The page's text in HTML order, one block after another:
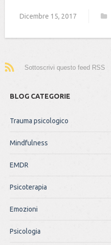
Dicembre 15, 2017
Sottoscrivi questo feed RSS
BLOG CATEGORIE
Trauma psicologico
Mindfulness
EMDR
Psicoterapia
Emozioni
Psicologia